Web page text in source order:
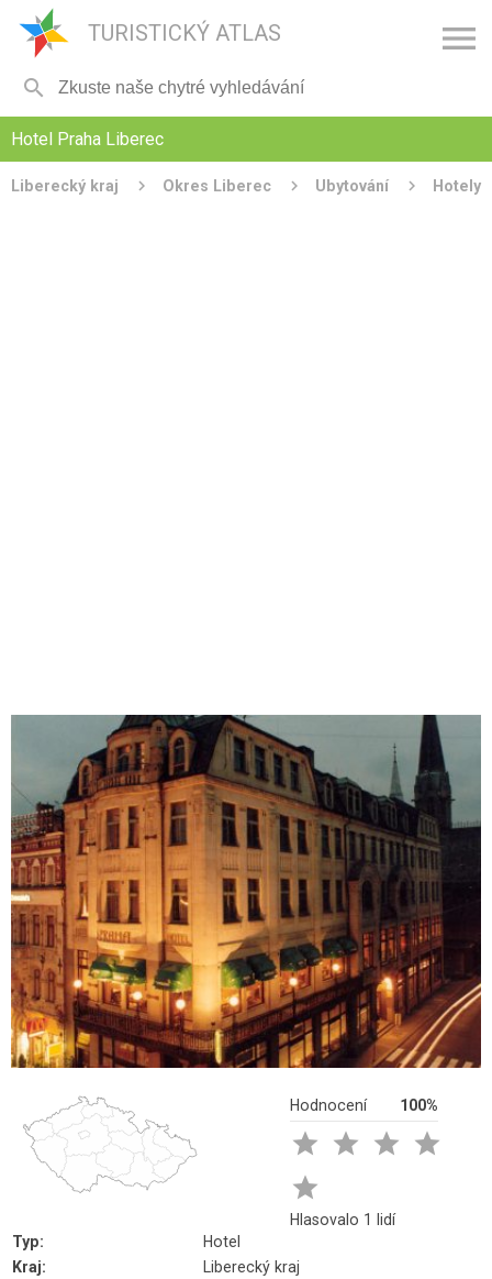
TURISTICKÝ ATLAS 

Hotel Praha Liberec
Liberecký kraj Okres Liberec Ubytování Hotely
Hodnocení 100%
   

Hlasovalo 1 lidí
Typ:
Hotel
Kraj:
Liberecký kraj